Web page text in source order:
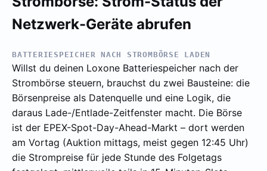
Netzwerk-Geräte abrufen
BATTERIESPEICHER NACH STROMBÖRSE LADEN
Willst du deinen Loxone Batteriespeicher nach der
Strombörse steuern, brauchst du zwei Bausteine: die
Börsenpreise als Datenquelle und eine Logik, die
daraus Lade-/Entlade-Zeitfenster macht. Die Börse
ist der EPEX-Spot-Day-Ahead-Markt – dort werden
am Vortag (Auktion mittags, meist gegen 12:45 Uhr)
die Strompreise für jede Stunde des Folgetags